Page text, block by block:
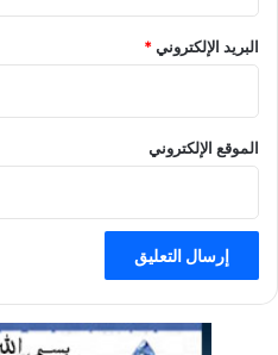
البريد الإلكتروني*
الموقع الإلكتروني